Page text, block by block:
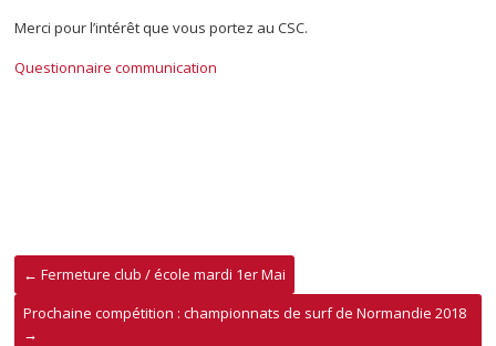
Merci pour l’intérêt que vous portez au CSC.
Questionnaire communication
← Fermeture club / école mardi 1er Mai
Prochaine compétition : championnats de surf de Normandie 2018
→